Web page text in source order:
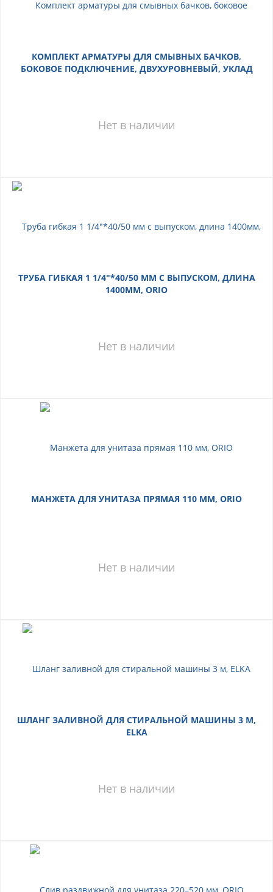
КОМПЛЕКТ АРМАТУРЫ ДЛЯ СМЫВНЫХ БАЧКОВ,
БОКОВОЕ ПОДКЛЮЧЕНИЕ, ДВУХУРОВНЕВЫЙ, УКЛАД
Нет в наличии
ТРУБА ГИБКАЯ 1 1/4"*40/50 ММ С ВЫПУСКОМ, ДЛИНА
1400ММ, ORIO
Нет в наличии
МАНЖЕТА ДЛЯ УНИТАЗА ПРЯМАЯ 110 ММ, ORIO
Нет в наличии
ШЛАНГ ЗАЛИВНОЙ ДЛЯ СТИРАЛЬНОЙ МАШИНЫ 3 М,
ELKA
Нет в наличии